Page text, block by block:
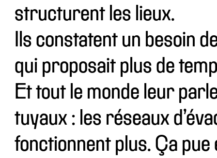
structurent les lieux.
Ils constatent un besoin
qui proposait plus de
Et tout le monde leur
tuyaux : les réseaux
fonctionnent plus. Ça